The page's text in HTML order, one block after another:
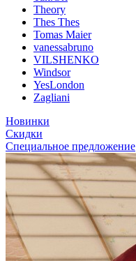
Theory
Thes Thes
Tomas Maier
vanessabruno
VILSHENKO
Windsor
YesLondon
Zagliani
Новинки
Скидки
Специальное предложение